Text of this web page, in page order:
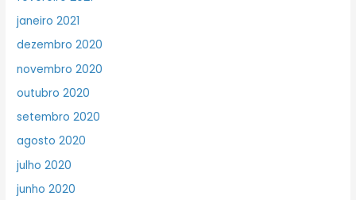
janeiro 2021
dezembro 2020
novembro 2020
outubro 2020
setembro 2020
agosto 2020
julho 2020
junho 2020